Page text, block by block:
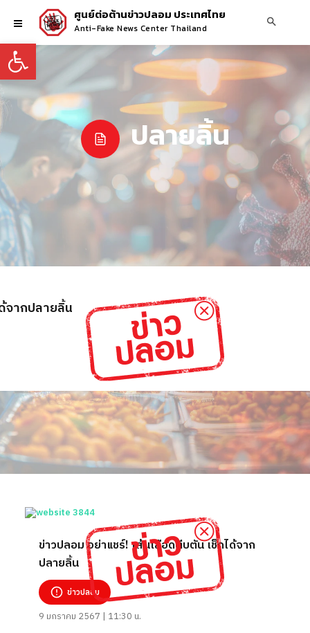
Open toolbar
ศูนย์ต่อต้านข่าวปลอม ประเทศไทย
Anti-Fake News Center Thailand
ปลายลิ้น
จากปลายลิ้น
ข่าวปลอม อย่าแชร์! เส้นเลือดตีบตัน เช็กได้จาก
ปลายลิ้น
ข่าวปลอม
9 มกราคม 2567 | 11:30 น.